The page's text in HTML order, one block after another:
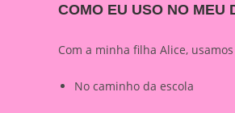
COMO EU USO NO MEU
Com a minha filha Alice,
No caminho da escola